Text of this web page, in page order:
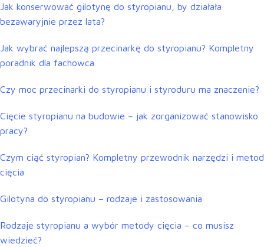
Jak konserwować gilotynę do styropianu, by działała
bezawaryjnie przez lata?
Jak wybrać najlepszą przecinarkę do styropianu? Kompletny
poradnik dla fachowca
Czy moc przecinarki do styropianu i styroduru ma znaczenie?
Cięcie styropianu na budowie – jak zorganizować stanowisko
pracy?
Czym ciąć styropian? Kompletny przewodnik narzędzi i metod
cięcia
Gilotyna do styropianu – rodzaje i zastosowania
Rodzaje styropianu a wybór metody cięcia – co musisz
wiedzieć?